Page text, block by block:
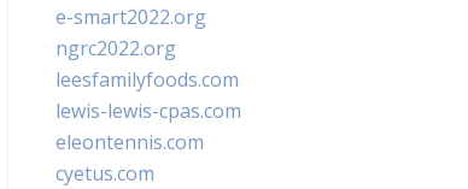
e-smart2022.org
ngrc2022.org
leesfamilyfoods.com
lewis-lewis-cpas.com
eleontennis.com
cyetus.com